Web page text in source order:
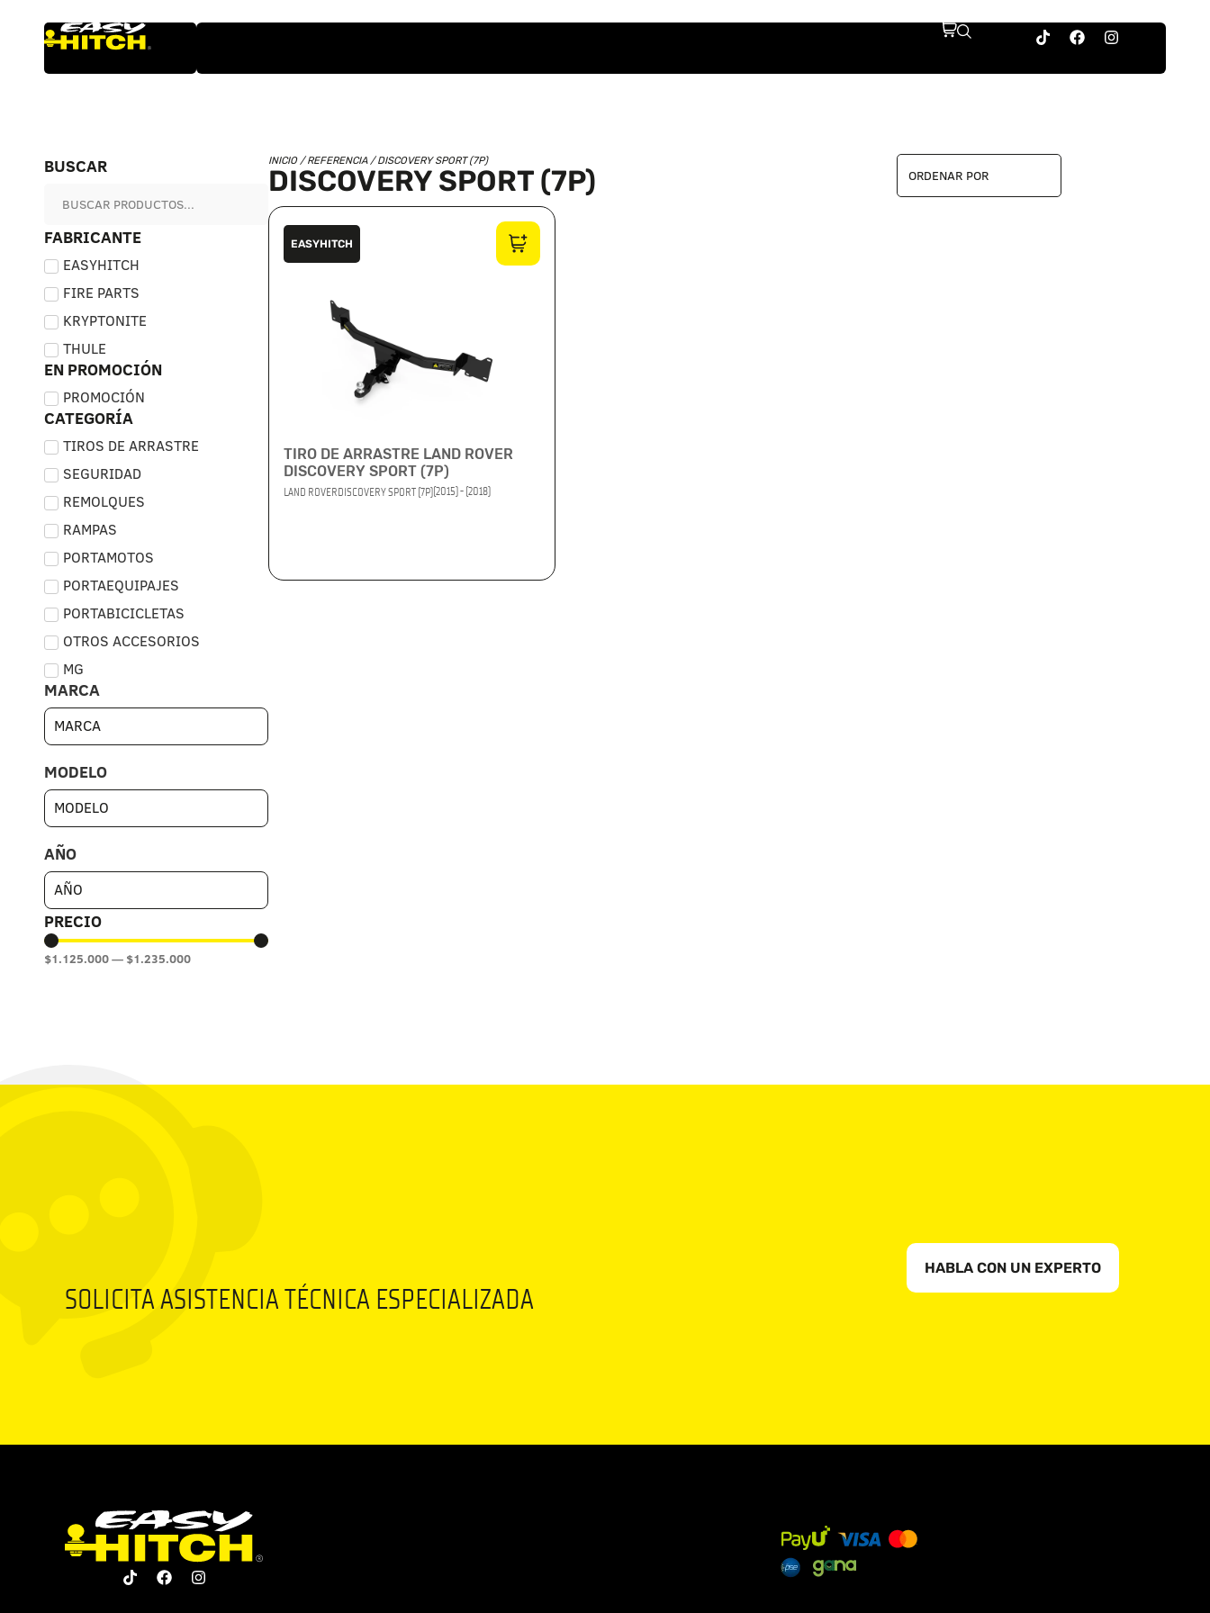
BUSCAR
FABRICANTE
EASYHITCH
FIRE PARTS
KRYPTONITE
THULE
EN PROMOCIÓN
PROMOCIÓN
CATEGORÍA
TIROS DE ARRASTRE
SEGURIDAD
REMOLQUES
RAMPAS
PORTAMOTOS
PORTAEQUIPAJES
PORTABICICLETAS
OTROS ACCESORIOS
MG
MARCA
MODELO
AÑO
PRECIO
$1.125.000— $1.235.000
INICIO/ REFERENCIA / DISCOVERY SPORT (7P)
DISCOVERY SPORT (7P)
EASYHITCH
TIRO DE ARRASTRE LAND ROVER
DISCOVERY SPORT (7P)
LAND ROVERDISCOVERY SPORT (7P)(2015) - (2018)
SOLICITA ASISTENCIA TÉCNICA ESPECIALIZADA
HABLA CON UN EXPERTO